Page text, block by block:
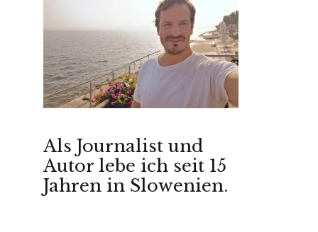
Als Journalist und
Autor lebe ich seit 15
Jahren in Slowenien.